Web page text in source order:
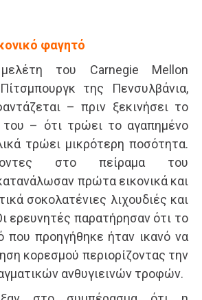
φαγητό
του Carnegie Mellon
της Πενσυλβάνια,
– πριν ξεκινήσει το
του – ότι τρώει το αγαπημένο
τρώει μικρότερη ποσότητα.
στο πείραμα του
πρώτα εικονικά και
σοκολατένιες λιχουδιές και
ερευνητές παρατήρησαν ότι το
που προηγήθηκε ήταν ικανό να
κορεσμού περιορίζοντας την
ανθυγιεινών τροφών.